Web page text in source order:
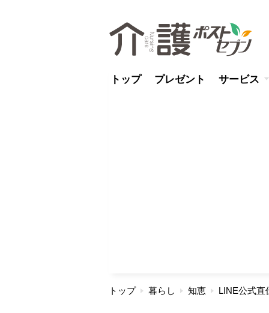
トップ プレゼント サービス
トップ 暮らし 知恵